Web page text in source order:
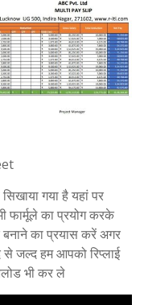
गया है यहां पर
फार्मूले का प्रयोग करके
बनाने का प्रयास करें अगर
जल्द हम आपको रिप्लाई
भी कर ले